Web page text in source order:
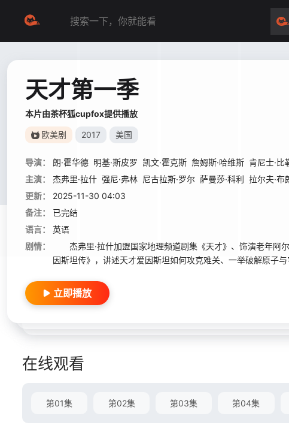
天才第一季
本片由茶杯狐cupfox提供播放
欧美剧 2017 美国
导演： 朗·霍华德 明基·斯皮罗 凯文·霍克斯 詹姆斯·哈维斯 肯尼士·比
主演：
杰弗里·拉什 强尼·弗林 尼古拉斯·罗尔 萨曼莎·科利 拉尔夫·布
更新：
2025-11-30 04:03
备注：
已完结
语言：
英语
剧情：
杰弗里·拉什加盟国家地理频道剧集《天才》、饰演老年阿尔
因斯坦传》，讲述天才爱因斯坦如何攻克难关、一举破解原子与
立即播放
在线观看
第01集 第02集 第03集 第04集